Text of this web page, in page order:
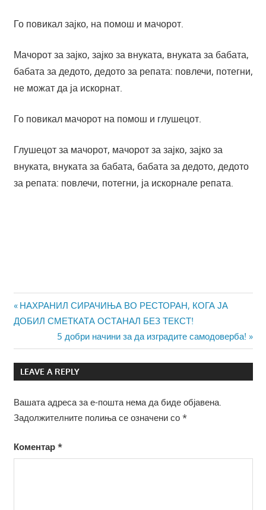
Го повикал зајко, на помош и мачорот.
Мачорот за зајко, зајко за внуката, внуката за бабата,
бабата за дедото, дедото за репата: повлечи, потегни,
не можат да ја искорнат.
Го повикал мачорот на помош и глушецот.
Глушецот за мачорот, мачорот за зајко, зајко за
внуката, внуката за бабата, бабата за дедото, дедото
за репата: повлечи, потегни, ја искорнале репата.
Навигација
на
напис
Previous
Post:
НАХРАНИЛ СИРАЧИЊА ВО РЕСТОРАН, КОГА ЈА
ДОБИЛ СМЕТКАТА ОСТАНАЛ БЕЗ ТЕКСТ!
Next
Post:
5 добри начини за да изградите самодоверба!
LEAVE A REPLY
Вашата адреса за е-пошта нема да биде објавена.
Задолжителните полиња се означени со *
Коментар *